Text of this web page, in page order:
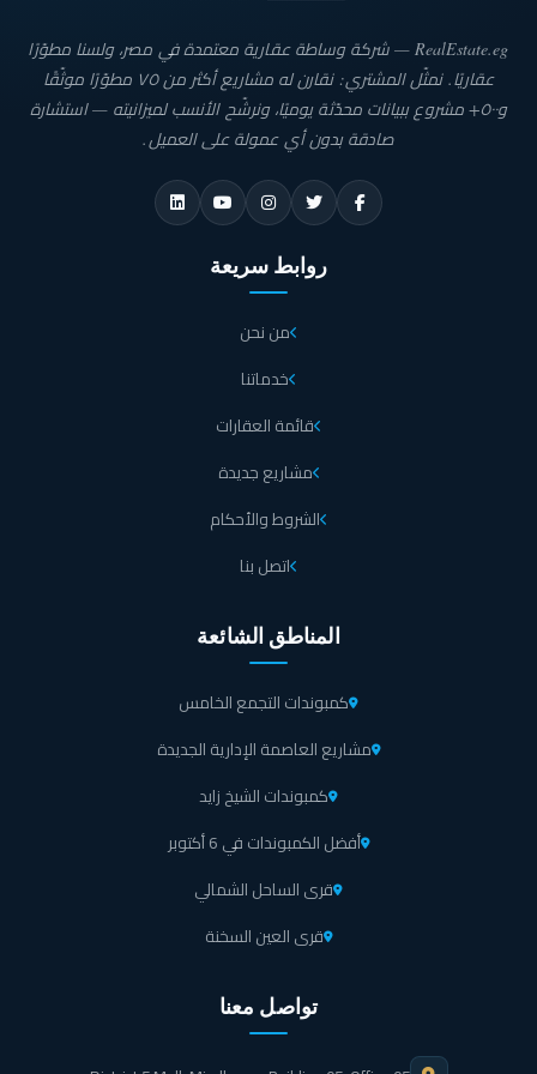
RealEstate.eg — شركة وساطة عقارية معتمدة في مصر، ولسنا مطوّرًا
عقاريًا. نمثّل المشتري: نقارن له مشاريع أكثر من ٧٥ مطوّرًا موثّقًا
و٥٠٠+ مشروع ببيانات محدّثة يوميًا، ونرشّح الأنسب لميزانيته — استشارة
صادقة بدون أي عمولة على العميل.
روابط سريعة
من نحن
خدماتنا
قائمة العقارات
مشاريع جديدة
الشروط والأحكام
اتصل بنا
المناطق الشائعة
كمبوندات التجمع الخامس
مشاريع العاصمة الإدارية الجديدة
كمبوندات الشيخ زايد
أفضل الكمبوندات في 6 أكتوبر
قرى الساحل الشمالي
قرى العين السخنة
تواصل معنا